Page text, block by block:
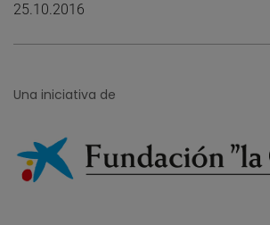
25.10.2016
Una iniciativa de